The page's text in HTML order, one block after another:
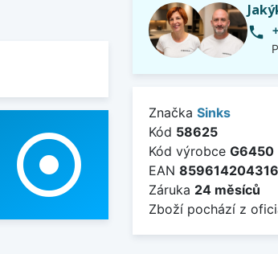
adjust
phone
Značka Sinks
Kód 58625
Kód výrobce G6450
EAN
Záruka 24 měsíců
Zboží pochází z